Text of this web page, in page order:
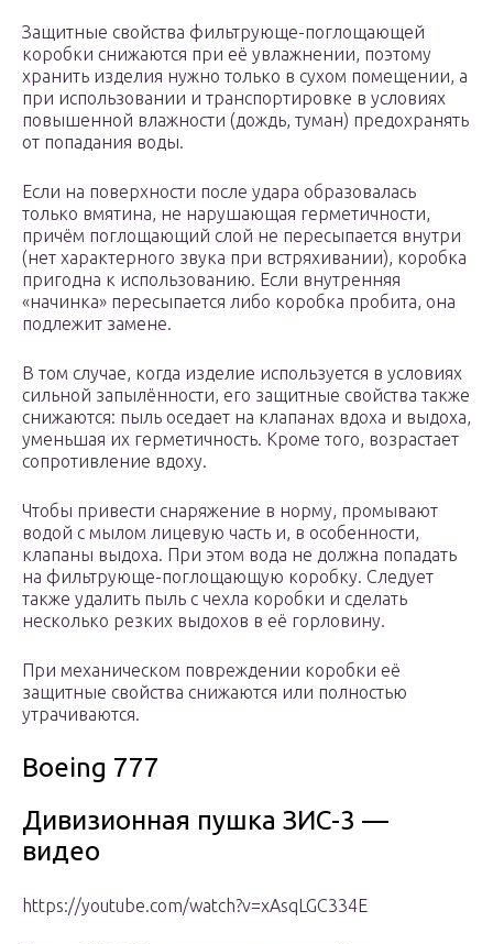
Защитные свойства фильтрующе-поглощающей
коробки снижаются при её увлажнении, поэтому
хранить изделия нужно только в сухом помещении, а
при использовании и транспортировке в условиях
повышенной влажности (дождь, туман) предохранять
от попадания воды.
Если на поверхности после удара образовалась
только вмятина, не нарушающая герметичности,
причём поглощающий слой не пересыпается внутри
(нет характерного звука при встряхивании), коробка
пригодна к использованию. Если внутренняя
«начинка» пересыпается либо коробка пробита, она
подлежит замене.
В том случае, когда изделие используется в условиях
сильной запылённости, его защитные свойства также
снижаются: пыль оседает на клапанах вдоха и выдоха,
уменьшая их герметичность. Кроме того, возрастает
сопротивление вдоху.
Чтобы привести снаряжение в норму, промывают
водой с мылом лицевую часть и, в особенности,
клапаны выдоха. При этом вода не должна попадать
на фильтрующе-поглощающую коробку. Следует
также удалить пыль с чехла коробки и сделать
несколько резких выдохов в её горловину.
При механическом повреждении коробки её
защитные свойства снижаются или полностью
утрачиваются.
Boeing 777
Дивизионная пушка ЗИС-3 —
видео
https://youtube.com/watch?v=xAsqLGC334E